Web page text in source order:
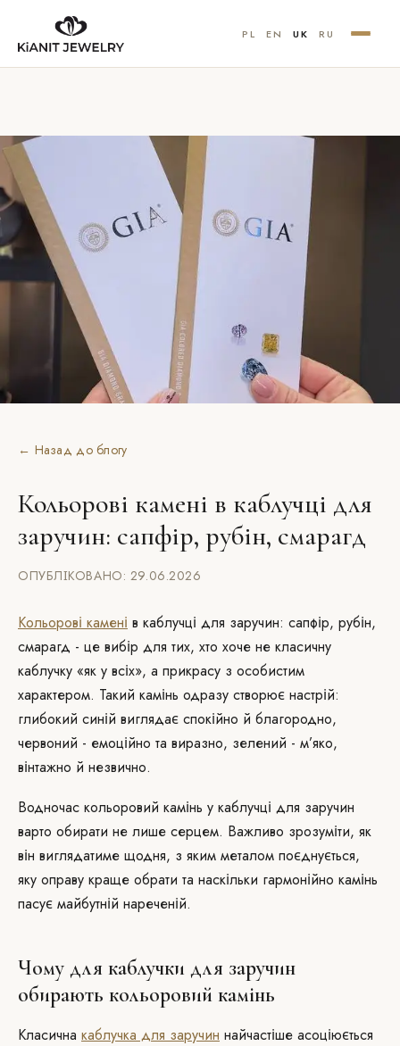
PL EN UK RU
← Назад до блогу
Кольорові камені в каблучці для
заручин: сапфір, рубін, смарагд
ОПУБЛІКОВАНО: 29.06.2026
Кольорові камені в каблучці для заручин: сапфір, рубін,
смарагд - це вибір для тих, хто хоче не класичну
каблучку «як у всіх», а прикрасу з особистим
характером. Такий камінь одразу створює настрій:
глибокий синій виглядає спокійно й благородно,
червоний - емоційно та виразно, зелений - м’яко,
вінтажно й незвично.
Водночас кольоровий камінь у каблучці для заручин
варто обирати не лише серцем. Важливо зрозуміти, як
він виглядатиме щодня, з яким металом поєднується,
яку оправу краще обрати та наскільки гармонійно камінь
пасує майбутній нареченій.
Чому для каблучки для заручин
обирають кольоровий камінь
Класична каблучка для заручин найчастіше асоціюється